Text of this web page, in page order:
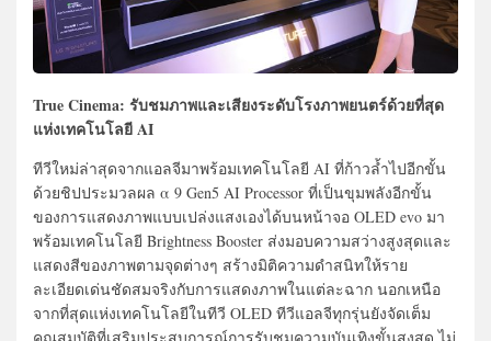
True Cinema: รับชมภาพและเสียงระดับโรงภาพยนตร์ด้วยที่สุด
แห่งเทคโนโลยี AI
ทีวีใหม่ล่าสุดจากแอลจีมาพร้อมเทคโนโลยี AI ที่ก้าวล้ำไปอีกขั้น
ด้วยชิปประมวลผล α 9 Gen5 AI Processor ที่เป็นขุมพลังอีกขั้น
ของการแสดงภาพแบบเปล่งแสงเองได้บนหน้าจอ OLED evo มา
พร้อมเทคโนโลยี Brightness Booster ส่งมอบความสว่างสูงสุดและ
แสดงสีของภาพตามจุดต่างๆ สร้างมิติความดำสนิทให้ราย
ละเอียดเด่นชัดสมจริงกับการแสดงภาพในแต่ละฉาก นอกเหนือ
จากที่สุดแห่งเทคโนโลยีในทีวี OLED ทีวีแอลจีทุกรุ่นยังจัดเต็ม